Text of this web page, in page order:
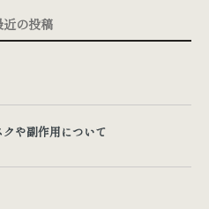
近の投稿
や副作用について